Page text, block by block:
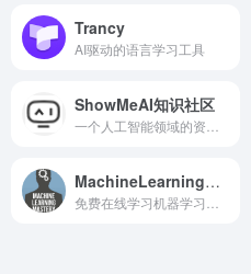
Trancy
AI驱动的语言学习工具
ShowMeAI知识社区
MachineLearningMastery